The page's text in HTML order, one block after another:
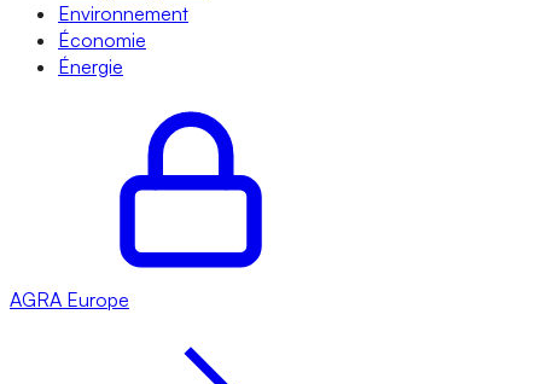
Environnement
Économie
Énergie
AGRA Europe